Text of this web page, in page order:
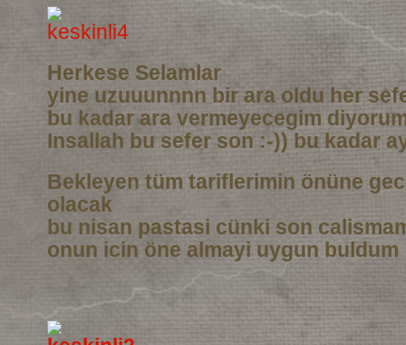
Herkese Selamlar
yine uzuuunnnn bir ara oldu her
bu kadar ara vermeyecegim
Insallah bu sefer son :-)) bu kadar
Bekleyen tüm tariflerimin önüne
olacak
bu nisan pastasi cünki son
onun icin öne almayi uygun buldum